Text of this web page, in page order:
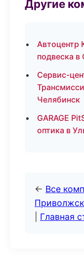
Другие
Автоцентр
подвеска в
Сервис-
Челябинск
GARAGE
оптика в
← Все
Главная